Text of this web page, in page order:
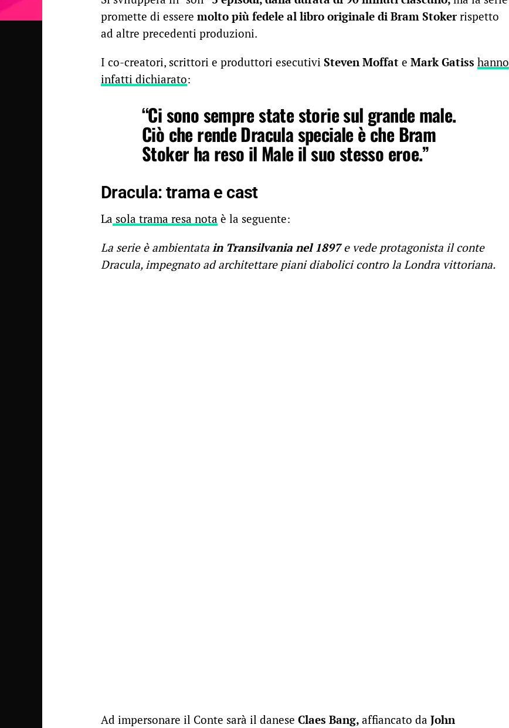
promette di essere molto più fedele al libro originale di Bram Stoker rispetto
ad altre precedenti produzioni.
I co-creatori, scrittori e produttori esecutivi Steven Moffat e Mark Gatiss hanno
infatti dichiarato:
“Ci sono sempre state storie sul grande male.
Ciò che rende Dracula speciale è che Bram
Stoker ha reso il Male il suo stesso eroe.”
Dracula: trama e cast
La sola trama resa nota è la seguente:
La serie è ambientata in Transilvania nel 1897e vede protagonista il conte
Dracula, impegnato ad architettare piani diabolici contro la Londra vittoriana.
Ad impersonare il Conte sarà il danese Claes Bang, affiancato da John